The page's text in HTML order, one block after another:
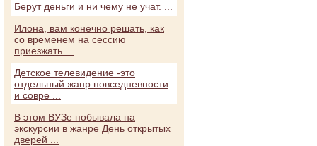
Берут деньги и ни чему не учат. ...
Илона, вам конечно решать, как
со временем на сессию
приезжать ...
Детское телевидение -это
отдельный жанр повседневности
и совре ...
В этом ВУЗе побывала на
экскурсии в жанре День открытых
дверей ...